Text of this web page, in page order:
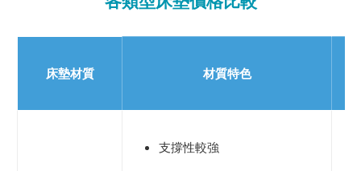
床墊材質 材質特色
支撐性較強